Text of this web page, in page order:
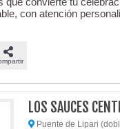
con atención
LOS SAUCES
Puente de Lipari